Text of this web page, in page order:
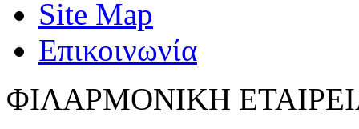
Site Map
Επικοινωνία
ΦΙΛΑΡΜΟΝΙΚΗ